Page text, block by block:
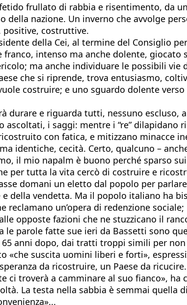
frullato di rabbia e risentimento, da
nazione. Un inverno che avvolge
positive, costruttive.
della Cei, al termine del Consiglio
intenso ma anche dolente,
ma anche individuare le possibili
che si riprende, trova entusiasmo,
costruire; e uno sguardo dolente
durare e riguarda tutti, nessuno
ascoltati, i saggi: mentre i “re”
con fatica, e mitizzano minacce
identiche, cecità. Certo, qualcuno –
il mio napalm è buono perché sparso
per tutta la vita cercò di costruire e
domani un eletto dal popolo per
e della vendetta. Ma il popolo italiano ha
un’opera di redenzione
opposte fazioni che ne stuzzicano il
parole fatte sue ieri da Bassetti sono
anni dopo, dai tratti troppi simili per
«che suscita uomini liberi e forti»,
da ricostruire, un Paese da ricucire.
ci troverà a camminare al suo fianco»,
La testa nella sabbia è semmai